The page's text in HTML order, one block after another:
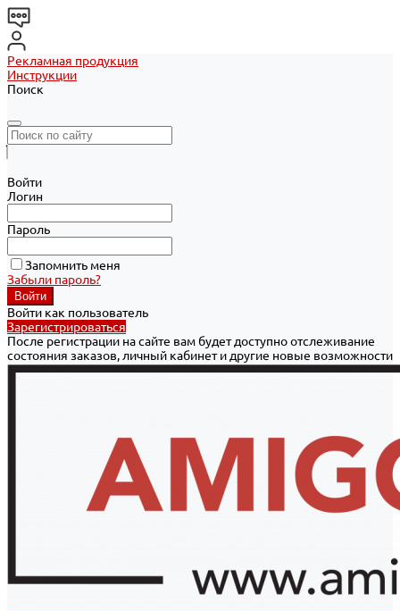
Рекламная продукция
Инструкции
Поиск
Войти
Логин
Пароль
Запомнить меня
Забыли пароль?
Войти как пользователь
Зарегистрироваться
После регистрации на сайте вам будет доступно отслеживание
состояния заказов, личный кабинет и другие новые возможности